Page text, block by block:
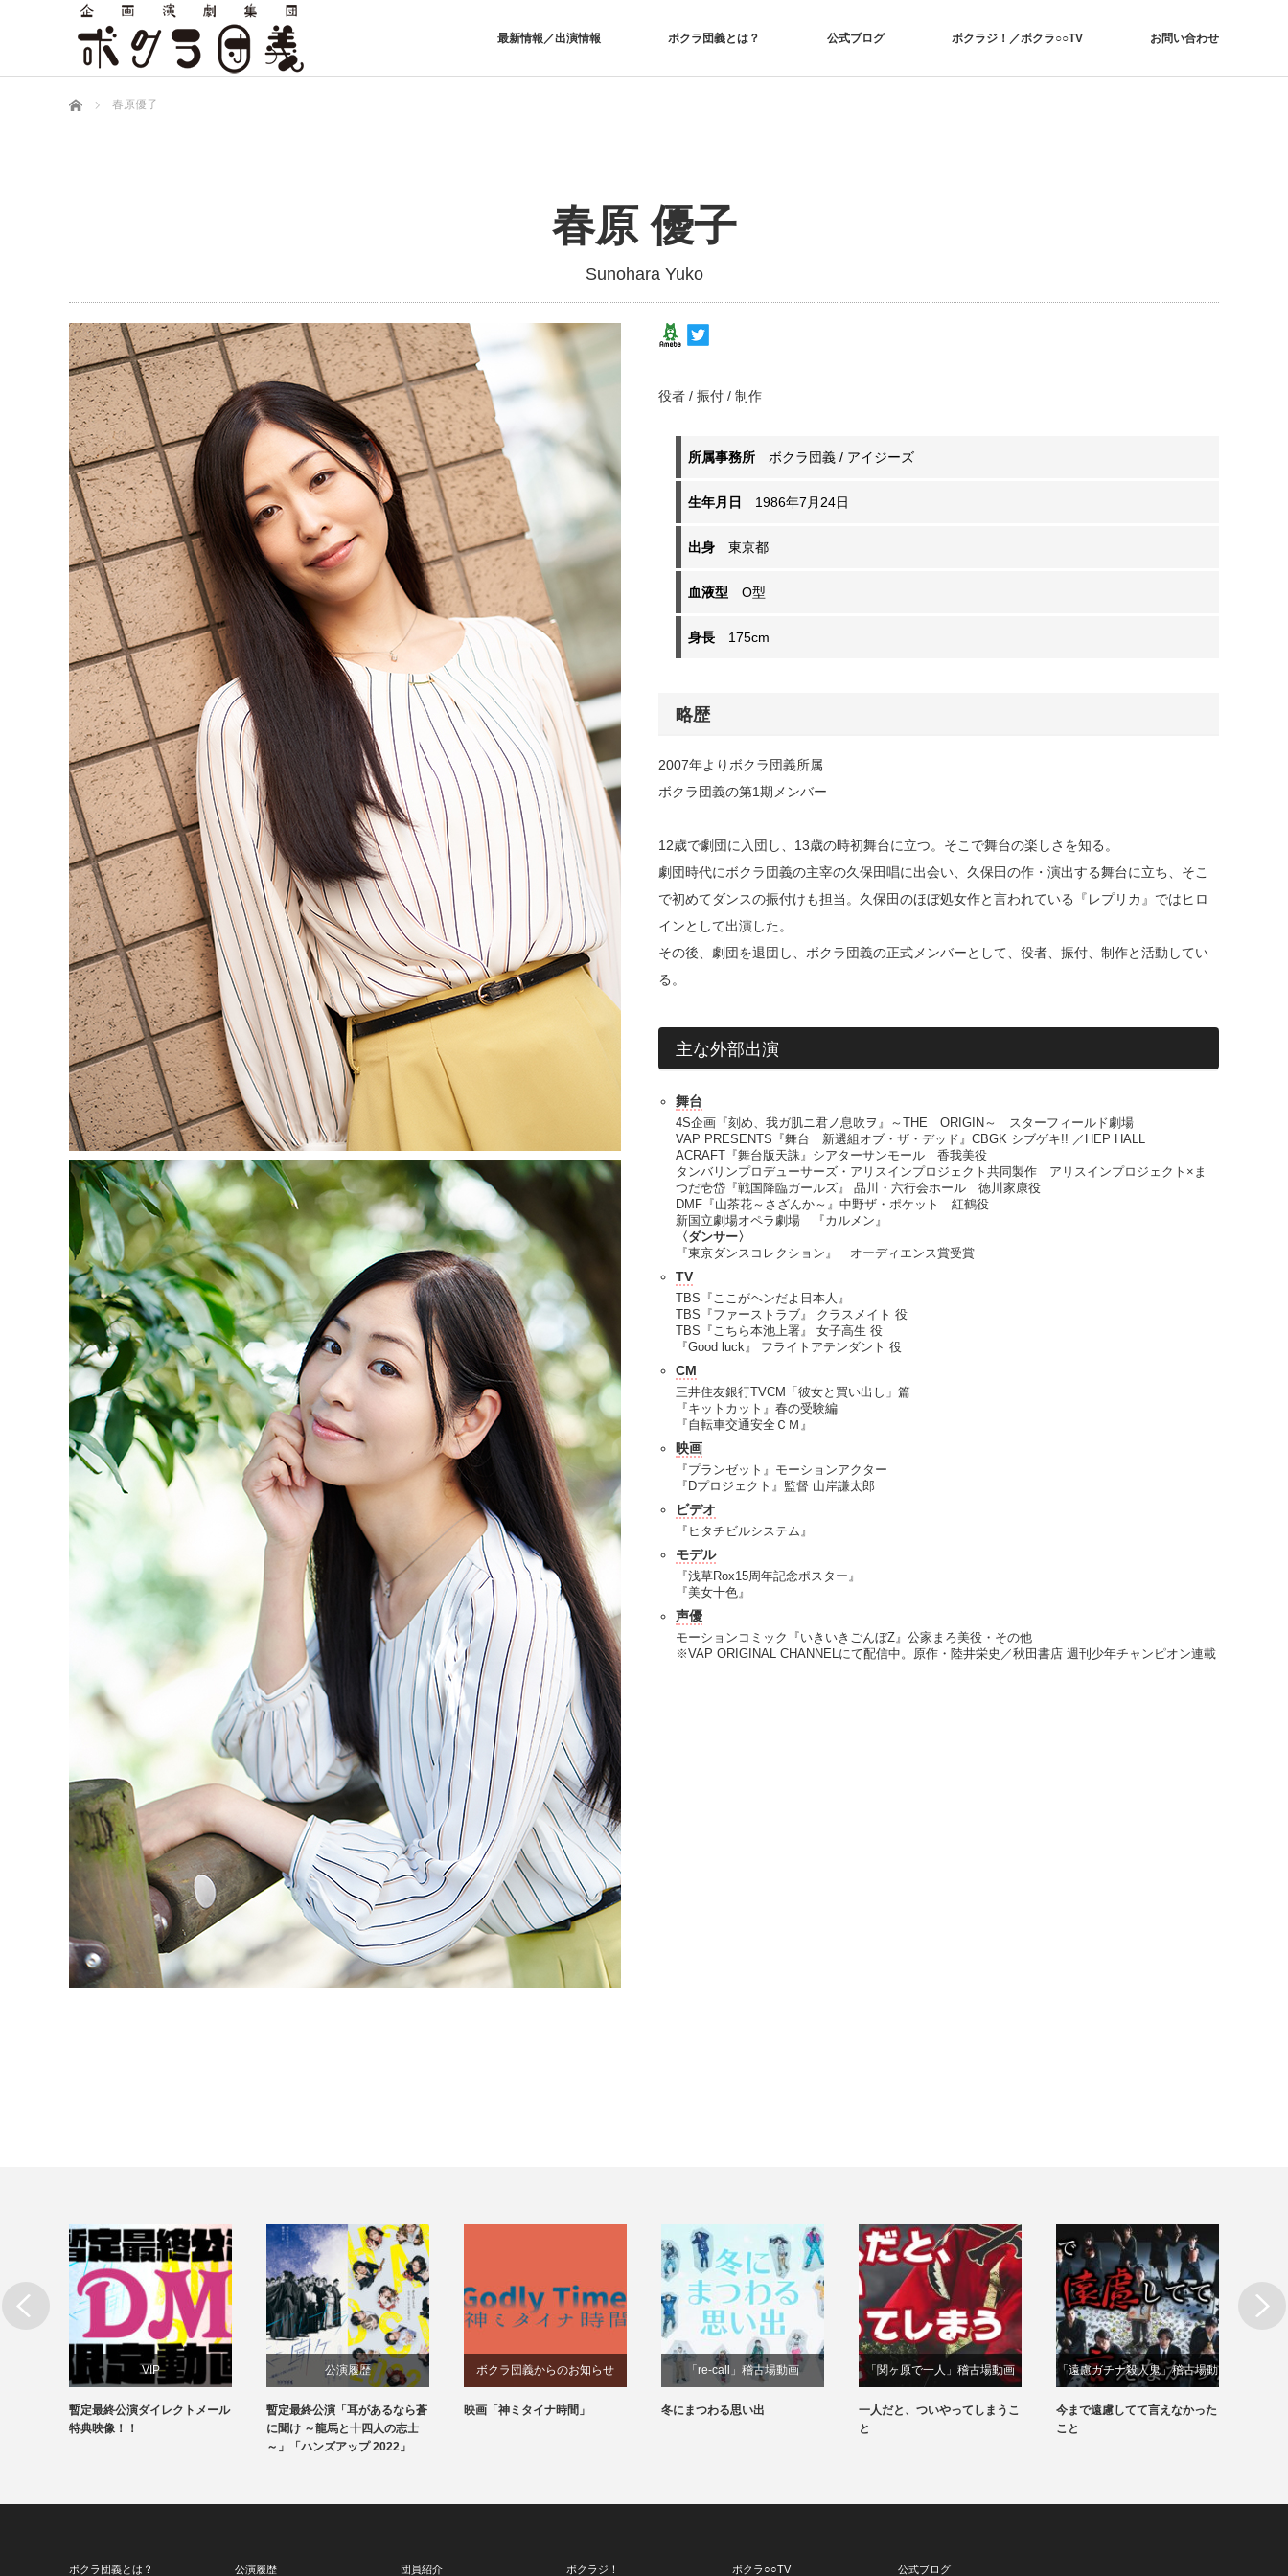
最新情報／出演情報 ボクラ団義とは？ 公式ブログ ボクラジ！／ボクラ○○TV お問い合わせ
ホーム 春原優子
春原 優子
Sunohara Yuko
役者 / 振付 / 制作
所属事務所 ボクラ団義 / アイジーズ
生年月日 1986年7月24日
出身 東京都
血液型 O型
身長 175cm
略歴
2007年よりボクラ団義所属
ボクラ団義の第1期メンバー
12歳で劇団に入団し、13歳の時初舞台に立つ。そこで舞台の楽しさを知る。
劇団時代にボクラ団義の主宰の久保田唱に出会い、久保田の作・演出する舞台に立ち、そこ
で初めてダンスの振付けも担当。久保田のほぼ処女作と言われている『レプリカ』ではヒロ
インとして出演した。
その後、劇団を退団し、ボクラ団義の正式メンバーとして、役者、振付、制作と活動してい
る。
主な外部出演
舞台
4S企画『刻め、我ガ肌ニ君ノ息吹ヲ』～THE ORIGIN～ スターフィールド劇場
VAP PRESENTS『舞台 新選組オブ・ザ・デッド』CBGK シブゲキ!! ／HEP HALL
ACRAFT『舞台版天誅』シアターサンモール 香我美役
タンバリンプロデューサーズ・アリスインプロジェクト共同製作 アリスインプロジェクト×ま
つだ壱岱『戦国降臨ガールズ』 品川・六行会ホール 徳川家康役
DMF『山茶花～さざんか～』中野ザ・ポケット 紅鶴役
新国立劇場オペラ劇場 『カルメン』
〈ダンサー〉
『東京ダンスコレクション』 オーディエンス賞受賞
TV
TBS『ここがヘンだよ日本人』
TBS『ファーストラブ』 クラスメイト 役
TBS『こちら本池上署』 女子高生 役
『Good luck』 フライトアテンダント 役
CM
三井住友銀行TVCM「彼女と買い出し」篇
『キットカット』春の受験編
『自転車交通安全ＣＭ』
映画
『プランゼット』モーションアクター
『Dプロジェクト』監督 山岸謙太郎
ビデオ
『ヒタチビルシステム』
モデル
『浅草Rox15周年記念ポスター』
『美女十色』
声優
モーションコミック『いきいきごんぼZ』公家まろ美役・その他
※VAP ORIGINAL CHANNELにて配信中。原作・陸井栄史／秋田書店 週刊少年チャンピオン連載
VIP
暫定最終公演ダイレクトメール
特典映像！！
公演履歴
暫定最終公演「耳があるなら蒼
に聞け ～龍馬と十四人の志士
～」「ハンズアップ 2022」
ボクラ団義からのお知らせ
映画「神ミタイナ時間」
「re-call」稽古場動画
冬にまつわる思い出
「関ヶ原で⼀⼈」稽古場動画
一人だと、ついやってしまうこ
と
「遠慮ガチナ殺人鬼」稽古場動
画
今まで遠慮してて言えなかった
こと
Next
ボクラ団義とは？ 公演履歴 団員紹介 ボクラジ！ ボクラ○○TV 公式ブログ